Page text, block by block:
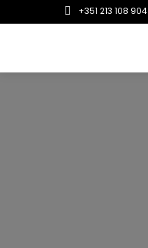
+351 213 108 904